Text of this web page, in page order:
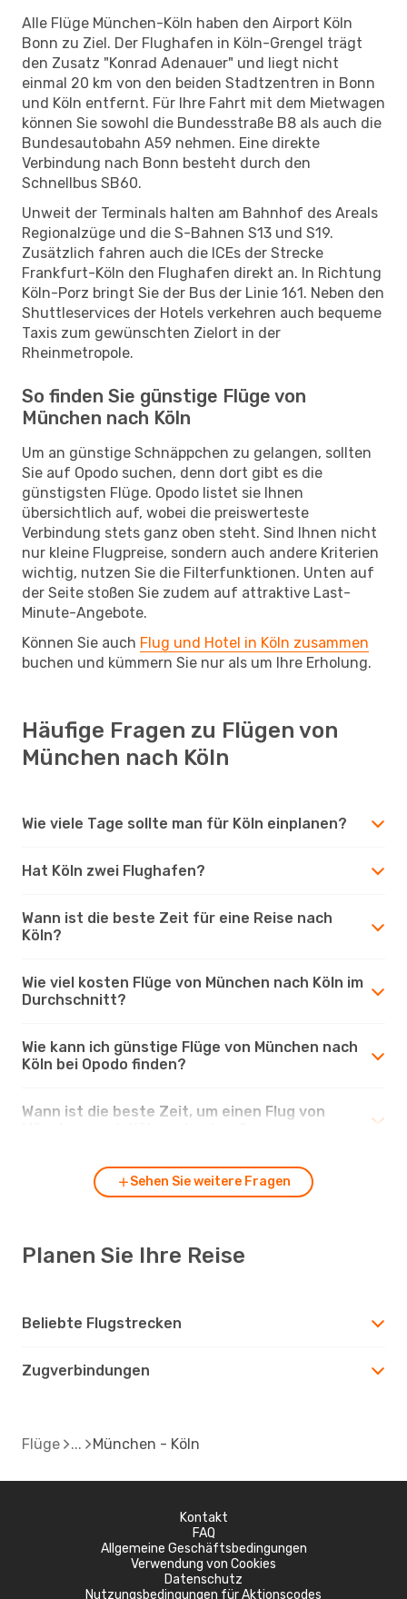
Alle Flüge München-Köln haben den Airport Köln
Bonn zu Ziel. Der Flughafen in Köln-Grengel trägt
den Zusatz "Konrad Adenauer" und liegt nicht
einmal 20 km von den beiden Stadtzentren in Bonn
und Köln entfernt. Für Ihre Fahrt mit dem Mietwagen
können Sie sowohl die Bundesstraße B8 als auch die
Bundesautobahn A59 nehmen. Eine direkte
Verbindung nach Bonn besteht durch den
Schnellbus SB60.
Unweit der Terminals halten am Bahnhof des Areals
Regionalzüge und die S-Bahnen S13 und S19.
Zusätzlich fahren auch die ICEs der Strecke
Frankfurt-Köln den Flughafen direkt an. In Richtung
Köln-Porz bringt Sie der Bus der Linie 161. Neben den
Shuttleservices der Hotels verkehren auch bequeme
Taxis zum gewünschten Zielort in der
Rheinmetropole.
So finden Sie günstige Flüge von
München nach Köln
Um an günstige Schnäppchen zu gelangen, sollten
Sie auf Opodo suchen, denn dort gibt es die
günstigsten Flüge. Opodo listet sie Ihnen
übersichtlich auf, wobei die preiswerteste
Verbindung stets ganz oben steht. Sind Ihnen nicht
nur kleine Flugpreise, sondern auch andere Kriterien
wichtig, nutzen Sie die Filterfunktionen. Unten auf
der Seite stoßen Sie zudem auf attraktive Last-
Minute-Angebote.
Können Sie auch Flug und Hotel in Köln zusammen
buchen und kümmern Sie nur als um Ihre Erholung.
Häufige Fragen zu Flügen von
München nach Köln
Wie viele Tage sollte man für Köln einplanen?
Hat Köln zwei Flughafen?
Wann ist die beste Zeit für eine Reise nach
Köln?
Wie viel kosten Flüge von München nach Köln im
Durchschnitt?
Wie kann ich günstige Flüge von München nach
Köln bei Opodo finden?
Wann ist die beste Zeit, um einen Flug von
Sehen Sie weitere Fragen
Planen Sie Ihre Reise
Beliebte Flugstrecken
Zugverbindungen
Flüge München - Köln
Kontakt
FAQ
Allgemeine Geschäftsbedingungen
Verwendung von Cookies
Datenschutz
Nutzungsbedingungen für Aktionscodes